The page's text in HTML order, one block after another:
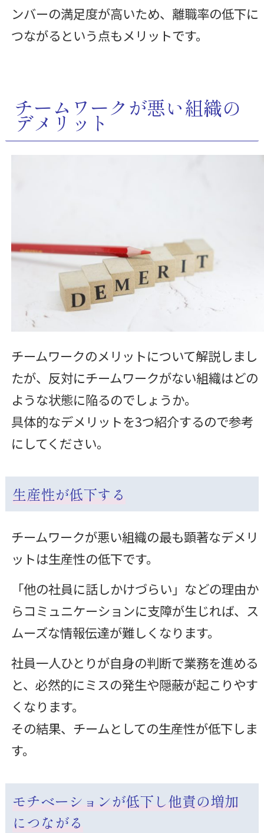
ンバーの満足度が高いため、離職率の低下に
つながるという点もメリットです。
チームワークが悪い組織の
デメリット
チームワークのメリットについて解説しまし
たが、反対にチームワークがない組織はどの
ような状態に陥るのでしょうか。
具体的なデメリットを3つ紹介するので参考
にしてください。
生産性が低下する
チームワークが悪い組織の最も顕著なデメリ
ットは生産性の低下です。
「他の社員に話しかけづらい」などの理由か
らコミュニケーションに支障が生じれば、ス
ムーズな情報伝達が難しくなります。
社員一人ひとりが自身の判断で業務を進める
と、必然的にミスの発生や隠蔽が起こりやす
くなります。
その結果、チームとしての生産性が低下しま
す。
モチベーションが低下し他責の増加
につながる